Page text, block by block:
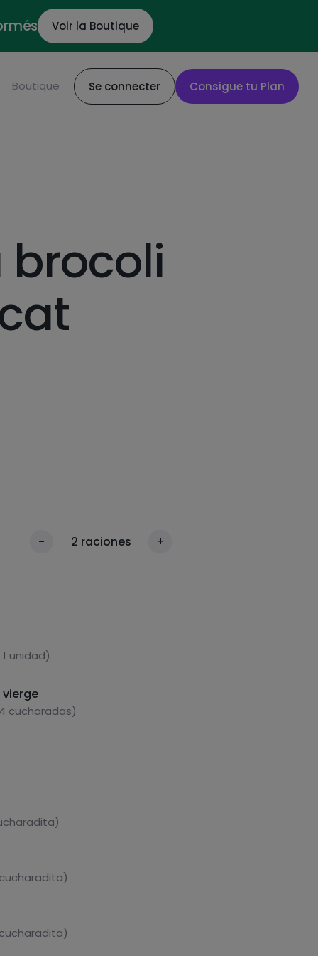
Voir la Boutique
Boutique Se connecter Consigue tu Plan
brocoli
- 2 raciones +
unidad)
vierge
cucharadas)